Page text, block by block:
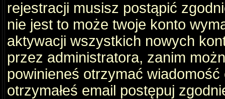
rejestracji musisz postąpić
nie jest to może twoje konto
aktywacji wszystkich nowych
przez administratora, zanim
powinieneś otrzymać
otrzymałeś email postępuj